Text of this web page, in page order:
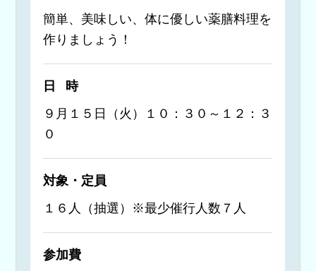
簡単、美味しい、体に優しい薬膳料理を
作りましょう！
日時
９月１５日（火）１０：３０～１２：３
０
対象・定員
１６人（抽選）※最少催行人数７人
参加費